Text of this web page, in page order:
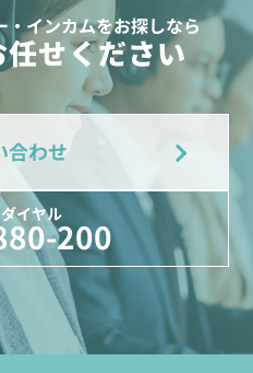
インカムをお探しなら
せください
合わせ
イヤル
200